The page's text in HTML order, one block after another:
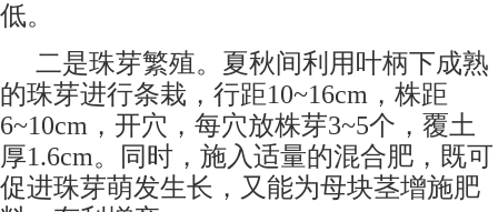
低。
二是珠芽繁殖。夏秋间利用叶柄下成熟
的珠芽进行条栽，行距10~16cm，株距
6~10cm，开穴，每穴放株芽3~5个，覆土
厚1.6cm。同时，施入适量的混合肥，既可
促进珠芽萌发生长，又能为母块茎增施肥